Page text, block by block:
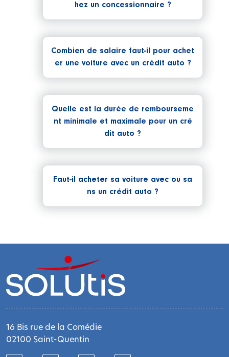
hez un concessionnaire ?
Combien de salaire faut-il pour achet
er une voiture avec un crédit auto ?
Quelle est la durée de rembourseme
nt minimale et maximale pour un cré
dit auto ?
Faut-il acheter sa voiture avec ou sa
ns un crédit auto ?
16 Bis rue de la Comédie
02100 Saint-Quentin